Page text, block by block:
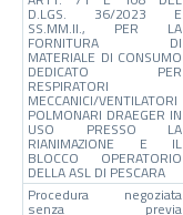
D.LGS. 36/2023 E
SS.MM.II., PER LA
FORNITURA DI
MATERIALE DI CONSUMO
DEDICATO PER
RESPIRATORI
MECCANICI/VENTILATORI
POLMONARI DRAEGER IN
USO PRESSO LA
RIANIMAZIONE E IL
BLOCCO OPERATORIO
DELLA ASL DI PESCARA
Procedura negoziata
senza previa